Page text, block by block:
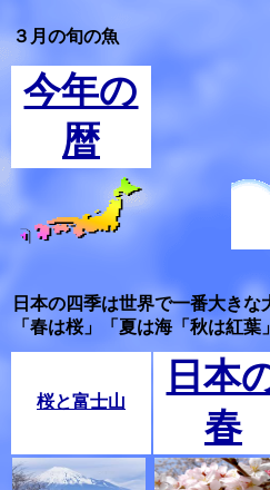
３月の旬の魚
今年の
暦
日本の四季は世界で一番大き
「春は桜」「夏は海「秋は紅
桜と富士山
日本
春